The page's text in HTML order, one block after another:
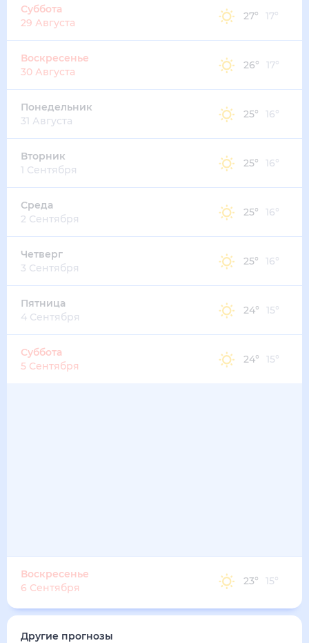
Суббота
29 Августа
27° 17°
Воскресенье
30 Августа
26° 17°
Понедельник
31 Августа
25° 16°
Вторник
1 Сентября
25° 16°
Среда
2 Сентября
25° 16°
Четверг
3 Сентября
25° 16°
Пятница
4 Сентября
24° 15°
Суббота
5 Сентября
24° 15°
Воскресенье
6 Сентября
23° 15°
Другие прогнозы